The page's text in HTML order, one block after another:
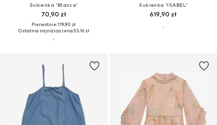
Sukienka 'Blanca'
70,90 zł
Pierwotnie: 119,90 zł
Ostatnia najniższa cena:33,16 zł
Sukienka 'ISABEL'
619,90 zł